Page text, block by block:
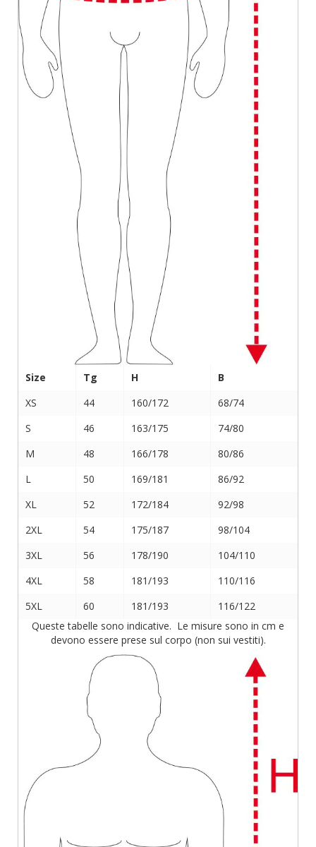
Size Tg H
B
XS
44 160/172
68/74
S
46 163/175
74/80
M
48 166/178
80/86
L
50 169/181
86/92
XL
52 172/184
92/98
2XL
54 175/187
98/104
3XL
56 178/190
104/110
4XL
58 181/193
110/116
5XL
60 181/193
116/122
Queste tabelle sono indicative. Le misure sono in cm e
devono essere prese sul corpo (non sui vestiti).